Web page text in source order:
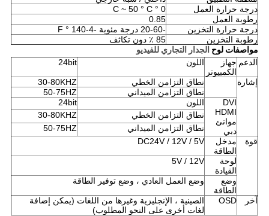
درجة حرارة العمل
0 ° C ~ 50 ° C
رطوبة العمل
0.85
درجة حرارة التخزين
-20-60 درجة مئوية
-4-140 ° F
رطوبة التخزين
85 ٪ دون تكاثف
مواصفات لوح الجدار التجاري للفيديو
الدعم جهاز
الكمبيوتر
اللون 24bit
إشارة نطاق التزامن الخطي
30-80KHZ
نطاق التزامن الميداني
50-75HZ
DVI
HDMI
موانئ
دبي
اللون
24bit
نطاق التزامن الخطي
30-80KHZ
نطاق التزامن الميداني
50-75HZ
قوة
مدخل
الطاقة
DC24V / 12V / 5V
لوحة
القيادة
5V / 12V
وضع
الطاقة
وضع العمل العادي ، وضع توفير الطاقة
آخر OSD
الصينية ، الإنجليزية وغيرها من اللغات (يمكن إضافة
لغات أخرى على النحو المطلوب)